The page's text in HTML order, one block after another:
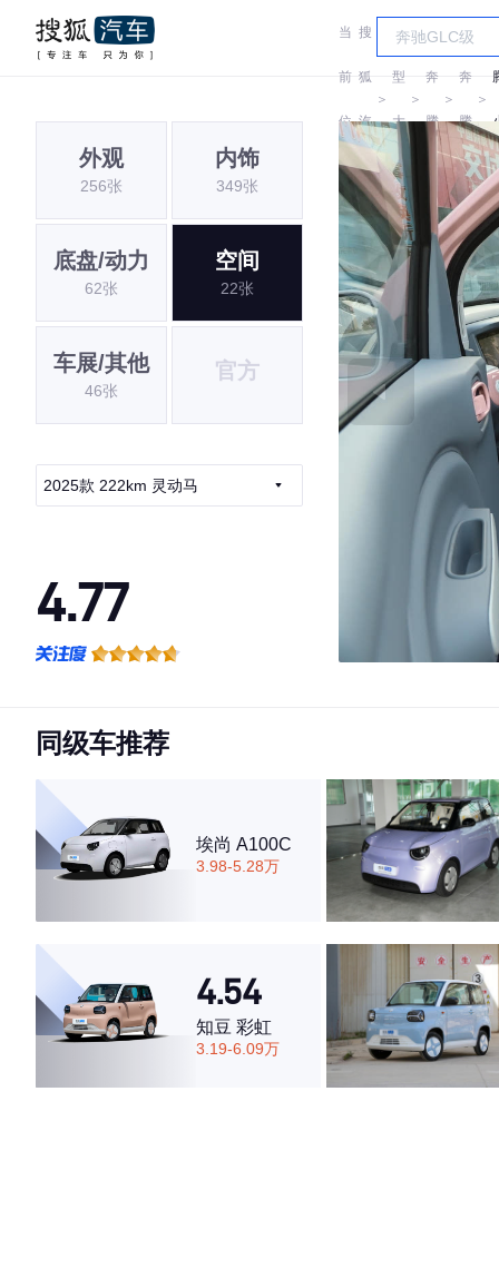
当
前
位
置:
搜
狐
汽
车
＞
车
型
大
全
＞
奔
腾
＞
奔
腾
＞
外观
256张
内饰
349张
底盘/动力
62张
空间
22张
车展/其他
46张
官方
2025款 222km 灵动马
4.77
·空间表现较为优秀，优于69%同级车
同级车推荐
埃尚 A100C
3.98-5.28万
4.54
知豆 彩虹
3.19-6.09万